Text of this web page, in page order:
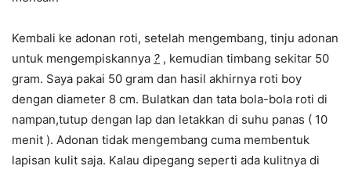
Kembali ke adonan roti, setelah mengembang, tinju adonan
untuk mengempiskannya ? , kemudian timbang sekitar 50
gram. Saya pakai 50 gram dan hasil akhirnya roti boy
dengan diameter 8 cm. Bulatkan dan tata bola-bola roti di
nampan,tutup dengan lap dan letakkan di suhu panas ( 10
menit ). Adonan tidak mengembang cuma membentuk
lapisan kulit saja. Kalau dipegang seperti ada kulitnya di